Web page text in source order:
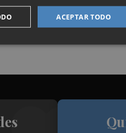
ACEPTAR TODO